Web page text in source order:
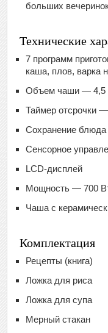
больших
Технические
7 программ
каша, плов, варка
Объем чаши — 4,5
Таймер отсрочки
Сохранение
Сенсорное
LCD-дисплей
Мощность — 700
Чаша с
Комплектация
Рецепты (книга)
Ложка для риса
Ложка для супа
Мерный стакан